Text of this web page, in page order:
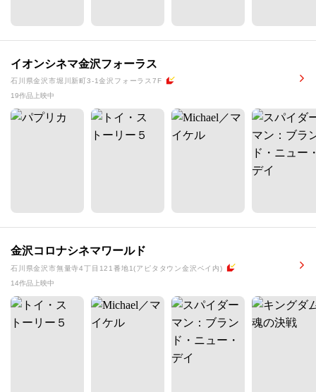
イオンシネマ金沢フォーラス
石川県金沢市堀川新町3-1金沢フォーラス7F
19作品上映中
金沢コロナシネマワールド
石川県金沢市無量寺4丁目121番地1(アピタタウン金沢ベイ内)
14作品上映中